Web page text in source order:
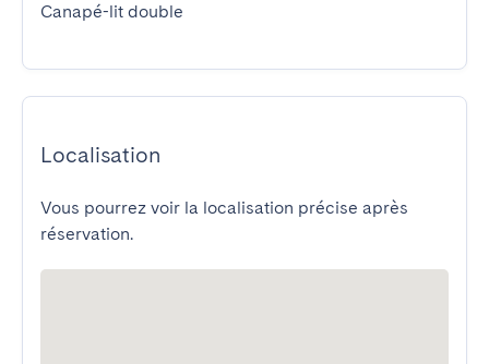
Canapé-lit double
Localisation
Vous pourrez voir la localisation précise après
réservation.